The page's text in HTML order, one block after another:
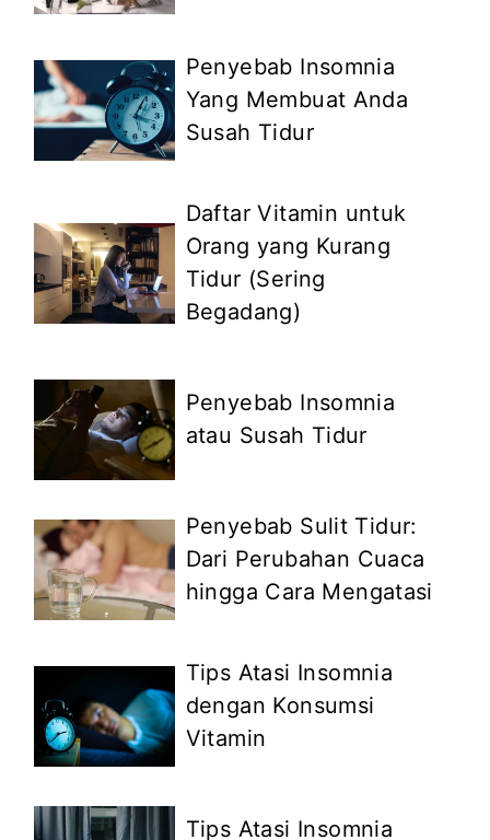
Penyebab Insomnia
Yang Membuat Anda
Susah Tidur
Daftar Vitamin untuk
Orang yang Kurang
Tidur (Sering
Begadang)
Penyebab Insomnia
atau Susah Tidur
Penyebab Sulit Tidur:
Dari Perubahan Cuaca
hingga Cara Mengatasi
Tips Atasi Insomnia
dengan Konsumsi
Vitamin
Tips Atasi Insomnia